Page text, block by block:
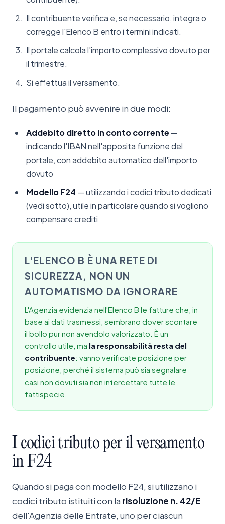
Il contribuente verifica e, se necessario, integra o
corregge l'Elenco B entro i termini indicati.
Il portale calcola l'importo complessivo dovuto per
il trimestre.
Si effettua il versamento.
Il pagamento può avvenire in due modi:
Addebito diretto in conto corrente —
indicando l'IBAN nell'apposita funzione del
portale, con addebito automatico dell'importo
dovuto
Modello F24 — utilizzando i codici tributo dedicati
(vedi sotto), utile in particolare quando si vogliono
compensare crediti
L'ELENCO B È UNA RETE DI
SICUREZZA, NON UN
AUTOMATISMO DA IGNORARE
L'Agenzia evidenzia nell'Elenco B le fatture che, in
base ai dati trasmessi, sembrano dover scontare
il bollo pur non avendolo valorizzato. È un
controllo utile, ma la responsabilità resta del
contribuente: vanno verificate posizione per
posizione, perché il sistema può sia segnalare
casi non dovuti sia non intercettare tutte le
fattispecie.
I codicitributoperilversamento
inF24
Quando si paga con modello F24, si utilizzano i
codici tributo istituiti con la risoluzione n. 42/E
dell'Agenzia delle Entrate, uno per ciascun